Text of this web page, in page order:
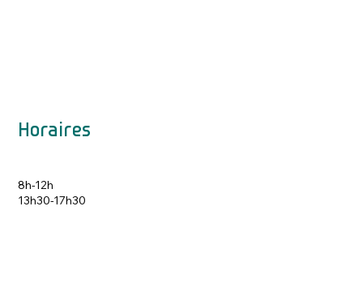
Horaires
8h-12h
13h30-17h30